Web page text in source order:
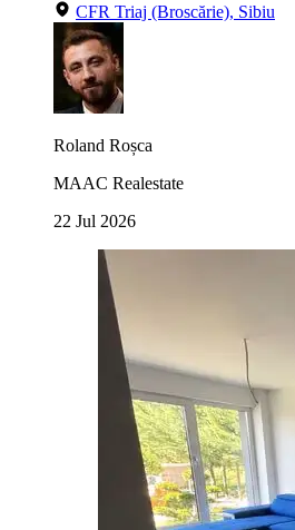
CFR Triaj (Broscărie), Sibiu
Roland Roșca
MAAC Realestate
22 Jul 2026